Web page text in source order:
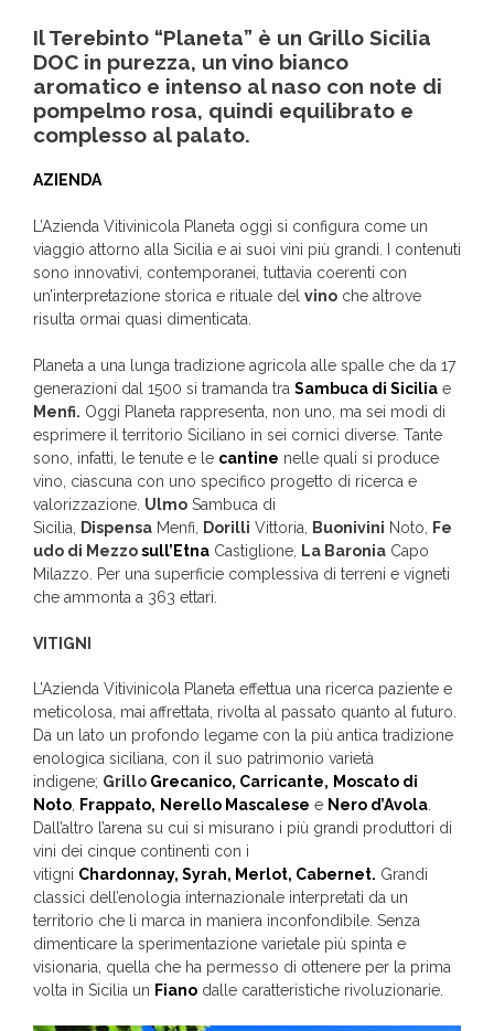
Il Terebinto “Planeta” è un Grillo Sicilia
DOC in purezza, un vino bianco
aromatico e intenso al naso con note di
pompelmo rosa, quindi equilibrato e
complesso al palato.
AZIENDA
L’Azienda Vitivinicola Planeta oggi si configura come un
viaggio attorno alla Sicilia e ai suoi vini più grandi. I contenuti
sono innovativi, contemporanei, tuttavia coerenti con
un’interpretazione storica e rituale del vino che altrove
risulta ormai quasi dimenticata.
Planeta a una lunga tradizione agricola alle spalle che da 17
generazioni dal 1500 si tramanda tra Sambuca di Sicilia e
Menfi. Oggi Planeta rappresenta, non uno, ma sei modi di
esprimere il territorio Siciliano in sei cornici diverse. Tante
sono, infatti, le tenute e le cantine nelle quali si produce
vino, ciascuna con uno specifico progetto di ricerca e
valorizzazione. Ulmo Sambuca di
Sicilia, Dispensa Menfi, Dorilli Vittoria, Buonivini Noto, Fe
udo di Mezzosull’Etna Castiglione, La Baronia Capo
Milazzo. Per una superficie complessiva di terreni e vigneti
che ammonta a 363 ettari.
VITIGNI
L’Azienda Vitivinicola Planeta effettua una ricerca paziente e
meticolosa, mai affrettata, rivolta al passato quanto al futuro.
Da un lato un profondo legame con la più antica tradizione
enologica siciliana, con il suo patrimonio varietà
indigene; Grillo Grecanico, Carricante, Moscato di
Noto, Frappato, Nerello Mascalese e Nero d’Avola.
Dall’altro l’arena su cui si misurano i più grandi produttori di
vini dei cinque continenti con i
vitigni Chardonnay, Syrah, Merlot, Cabernet. Grandi
classici dell’enologia internazionale interpretati da un
territorio che li marca in maniera inconfondibile. Senza
dimenticare la sperimentazione varietale più spinta e
visionaria, quella che ha permesso di ottenere per la prima
volta in Sicilia un Fiano dalle caratteristiche rivoluzionarie.